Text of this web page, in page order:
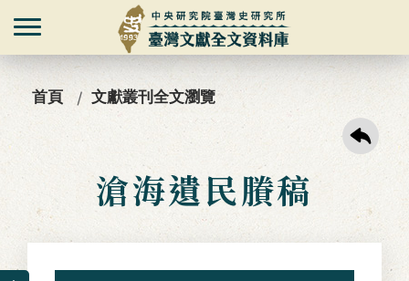
首頁 文獻叢刊全文瀏覽
滄海遺民賸稿